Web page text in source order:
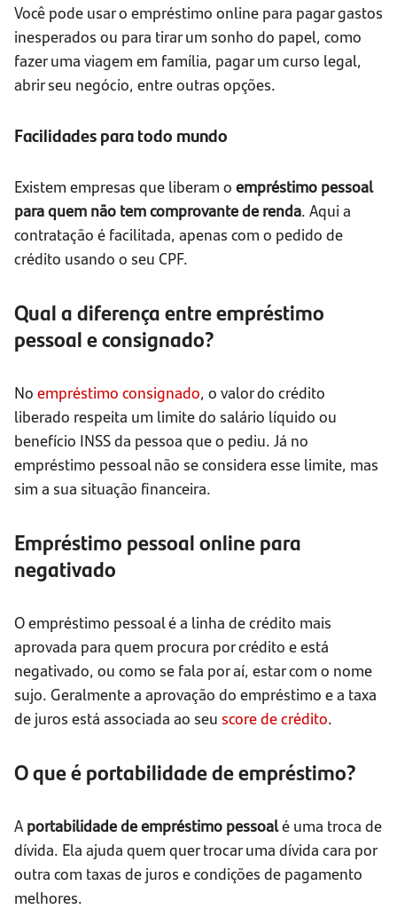
Você pode usar o empréstimo online para pagar gastos
inesperados ou para tirar um sonho do papel, como
fazer uma viagem em família, pagar um curso legal,
abrir seu negócio, entre outras opções.
Facilidades para todo mundo
Existem empresas que liberam o empréstimo pessoal
para quem não tem comprovante de renda. Aqui a
contratação é facilitada, apenas com o pedido de
crédito usando o seu CPF.
Qual a diferença entre empréstimo
pessoal e consignado?
No empréstimo consignado, o valor do crédito
liberado respeita um limite do salário líquido ou
benefício INSS da pessoa que o pediu. Já no
empréstimo pessoal não se considera esse limite, mas
sim a sua situação financeira.
Empréstimo pessoal online para
negativado
O empréstimo pessoal é a linha de crédito mais
aprovada para quem procura por crédito e está
negativado, ou como se fala por aí, estar com o nome
sujo. Geralmente a aprovação do empréstimo e a taxa
de juros está associada ao seu score de crédito.
O que é portabilidade de empréstimo?
A portabilidade de empréstimo pessoalé uma troca de
dívida. Ela ajuda quem quer trocar uma dívida cara por
outra com taxas de juros e condições de pagamento
melhores.